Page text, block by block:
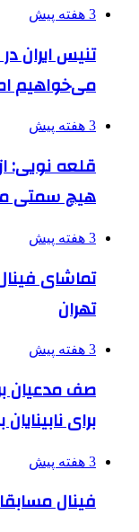
3 هفته پیش
تنیس ایران
می‌خواهیم
3 هفته پیش
قلعه نویی:
هیچ سمتی
3 هفته پیش
تماشای
تهران
3 هفته پیش
صف مدعیان
برای نابینایان
3 هفته پیش
فینال